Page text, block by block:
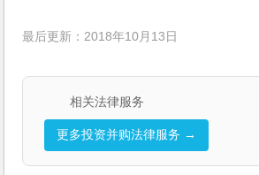
最后更新：2018年10月13日
相关法律服务
更多投资并购法律服务 →